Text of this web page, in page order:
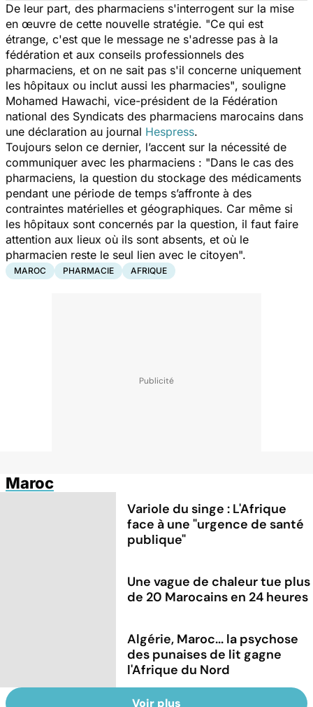
De leur part, des pharmaciens s'interrogent sur la mise
en œuvre de cette nouvelle stratégie. "Ce qui est
étrange, c'est que le message ne s'adresse pas à la
fédération et aux conseils professionnels des
pharmaciens, et on ne sait pas s'il concerne uniquement
les hôpitaux ou inclut aussi les pharmacies", souligne
Mohamed Hawachi, vice-président de la Fédération
national des Syndicats des pharmaciens marocains dans
une déclaration au journal Hespress.
Toujours selon ce dernier, l’accent sur la nécessité de
communiquer avec les pharmaciens : "Dans le cas des
pharmaciens, la question du stockage des médicaments
pendant une période de temps s’affronte à des
contraintes matérielles et géographiques. Car même si
les hôpitaux sont concernés par la question, il faut faire
attention aux lieux où ils sont absents, et où le
pharmacien reste le seul lien avec le citoyen".
MAROC PHARMACIE AFRIQUE
Maroc
Variole du singe : L'Afrique
face à une "urgence de santé
publique"
Une vague de chaleur tue plus
de 20 Marocains en 24 heures
Algérie, Maroc... la psychose
des punaises de lit gagne
l'Afrique du Nord
Voir plus